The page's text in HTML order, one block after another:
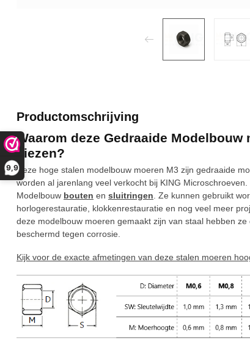
9,9
Productomschrijving
Waarom deze Gedraaide
kiezen?
Deze hoge stalen modelbouw moeren M3 zijn gedraaide
worden al jarenlang veel verkocht bij KING
Modelbouw bouten en sluitringen . Ze kunnen gebruikt
horlogerestauratie, klokkenrestauratie en nog veel meer
deze modelbouw moeren gemaakt zijn van staal hebben
beschermd tegen corrosie.
Kijk voor de exacte afmetingen van deze stalen moeren